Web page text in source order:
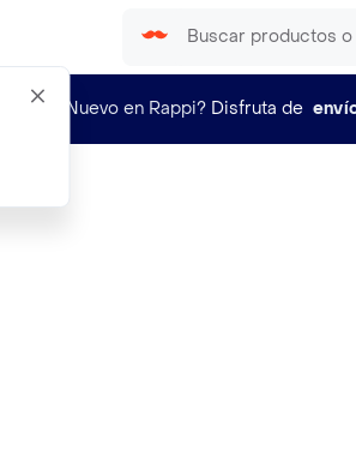
¿Nuevo en Rappi? Disfruta de